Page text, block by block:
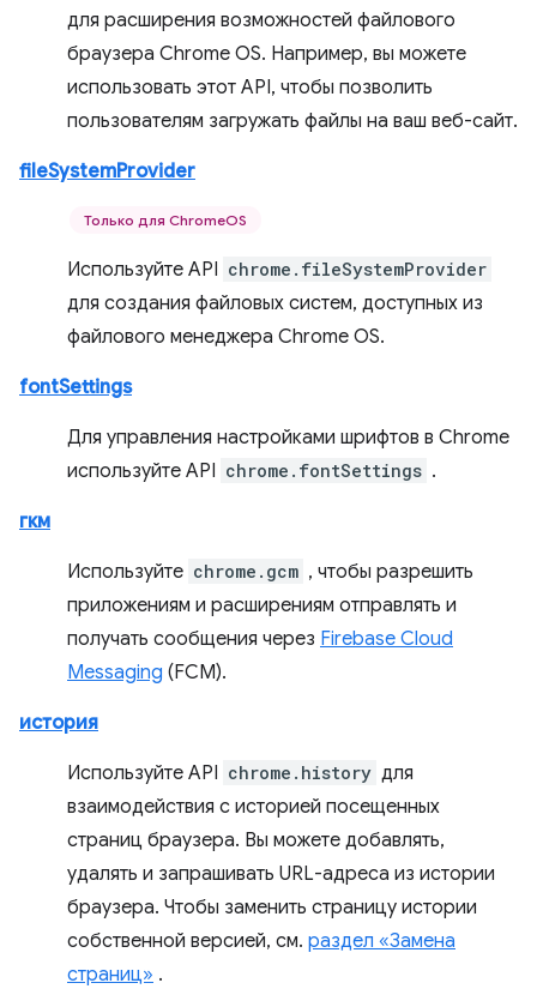
для расширения возможностей файлового
браузера Chrome OS. Например, вы можете
использовать этот API, чтобы позволить
пользователям загружать файлы на ваш веб-сайт.
fileSystemProvider
Только для ChromeOS
Используйте API chrome.fileSystemProvider
для создания файловых систем, доступных из
файлового менеджера Chrome OS.
fontSettings
Для управления настройками шрифтов в Chrome
используйте API chrome.fontSettings .
гкм
Используйте chrome.gcm , чтобы разрешить
приложениям и расширениям отправлять и
получать сообщения через Firebase Cloud
Messaging (FCM).
история
Используйте API chrome.history для
взаимодействия с историей посещенных
страниц браузера. Вы можете добавлять,
удалять и запрашивать URL-адреса из истории
браузера. Чтобы заменить страницу истории
собственной версией, см. раздел «Замена
страниц» .